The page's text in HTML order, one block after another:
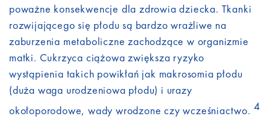
poważne konsekwencje dla zdrowia dziecka. Tkanki
rozwijającego się płodu są bardzo wrażliwe na
zaburzenia metaboliczne zachodzące w organizmie
matki. Cukrzyca ciążowa zwiększa ryzyko
wystąpienia takich powikłań jak makrosomia płodu
(duża waga urodzeniowa płodu) i urazy
okołoporodowe, wady wrodzone czy wcześniactwo. 4